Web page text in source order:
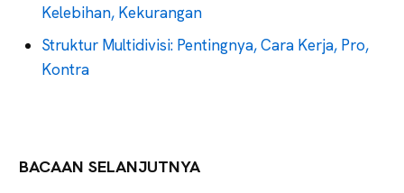
Kelebihan, Kekurangan
Struktur Multidivisi: Pentingnya, Cara Kerja, Pro,
Kontra
BACAAN SELANJUTNYA